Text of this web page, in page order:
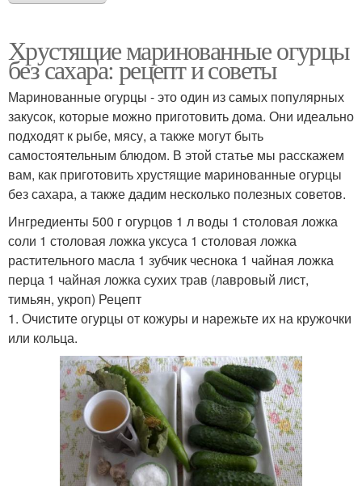
Хрустящие маринованные огурцы
без сахара: рецепт и советы
Маринованные огурцы - это один из самых популярных
закусок, которые можно приготовить дома. Они идеально
подходят к рыбе, мясу, а также могут быть
самостоятельным блюдом. В этой статье мы расскажем
вам, как приготовить хрустящие маринованные огурцы
без сахара, а также дадим несколько полезных советов.
Ингредиенты 500 г огурцов 1 л воды 1 столовая ложка
соли 1 столовая ложка уксуса 1 столовая ложка
растительного масла 1 зубчик чеснока 1 чайная ложка
перца 1 чайная ложка сухих трав (лавровый лист,
тимьян, укроп) Рецепт
1. Очистите огурцы от кожуры и нарежьте их на кружочки
или кольца.